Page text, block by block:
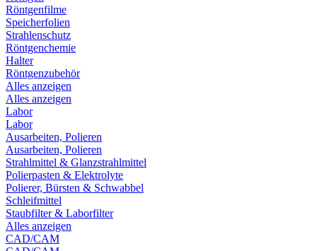
Röntgenfilme
Speicherfolien
Strahlenschutz
Röntgenchemie
Halter
Röntgenzubehör
Alles anzeigen
Alles anzeigen
Labor
Labor
Ausarbeiten, Polieren
Ausarbeiten, Polieren
Strahlmittel & Glanzstrahlmittel
Polierpasten & Elektrolyte
Polierer, Bürsten & Schwabbel
Schleifmittel
Staubfilter & Laborfilter
Alles anzeigen
CAD/CAM